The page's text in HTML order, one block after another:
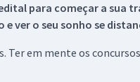
para começar a sua
ver o seu sonho se
em mente os